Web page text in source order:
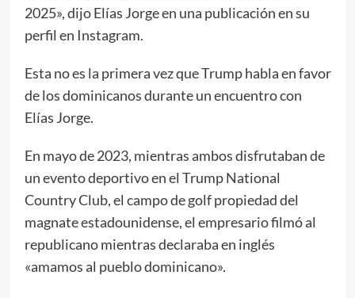
2025», dijo Elías Jorge en una publicación en su
perfil en Instagram.
Esta no es la primera vez que Trump habla en favor
de los dominicanos durante un encuentro con
Elías Jorge.
En mayo de 2023, mientras ambos disfrutaban de
un evento deportivo en el Trump National
Country Club, el campo de golf propiedad del
magnate estadounidense, el empresario filmó al
republicano mientras declaraba en inglés
«amamos al pueblo dominicano».